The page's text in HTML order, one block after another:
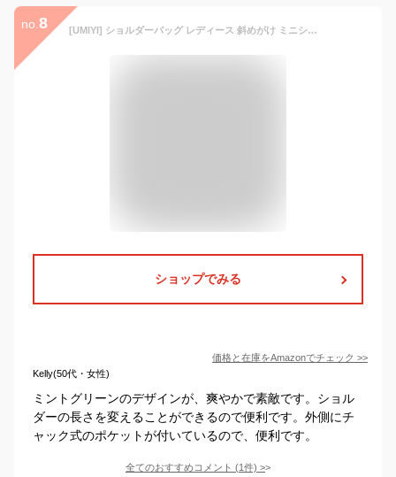
no. 8 [UMIYI] ショルダーバッグ レディース 斜めがけ ミニショルダー バッグ 大人 おしゃれ シンプル キルティングバッグ 3ポケット フェイクレザー コンパクト 旅行 軽量 仕分け 整理 肩掛けバッグ 小さめ 大容量 マザーズバッグ カジュアル くすみカラー 通勤 オフィス 可愛い ミントグリーン
ショップでみる
価格と在庫をAmazonでチェック >>
Kelly(50代・女性)
ミントグリーンのデザインが、爽やかで素敵です。ショル
ダーの長さを変えることができるので便利です。外側にチ
ャック式のポケットが付いているので、便利です。
全てのおすすめコメント (1件) >